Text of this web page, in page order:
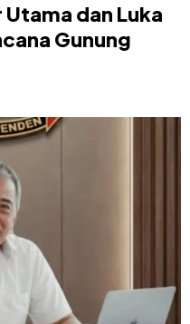
dan Luka
Gunung